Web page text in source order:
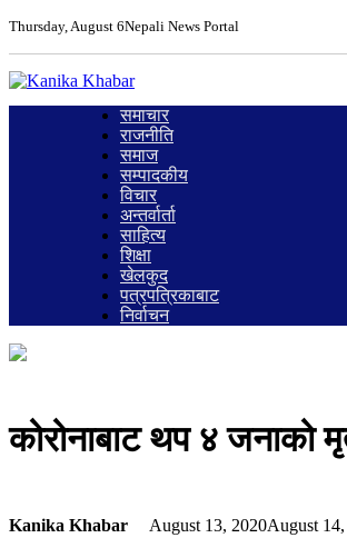
Thursday, August 6Nepali News Portal
समाचार
राजनीति
समाज
सम्पादकीय
विचार
अन्तर्वार्ता
साहित्य
शिक्षा
खेलकुद
पत्रपत्रिकाबाट
निर्वाचन
कोरोनाबाट थप ४
Kanika Khabar August 13, 2020August